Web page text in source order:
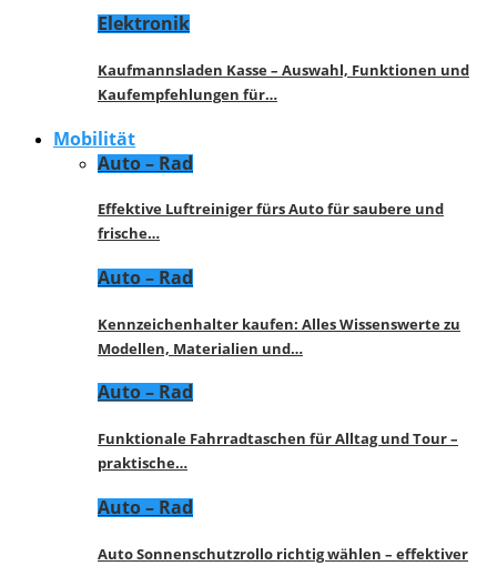
Elektronik
Kaufmannsladen Kasse – Auswahl, Funktionen und
Kaufempfehlungen für…
Mobilität
Auto – Rad
Effektive Luftreiniger fürs Auto für saubere und
frische…
Auto – Rad
Kennzeichenhalter kaufen: Alles Wissenswerte zu
Modellen, Materialien und…
Auto – Rad
Funktionale Fahrradtaschen für Alltag und Tour –
praktische…
Auto – Rad
Auto Sonnenschutzrollo richtig wählen – effektiver